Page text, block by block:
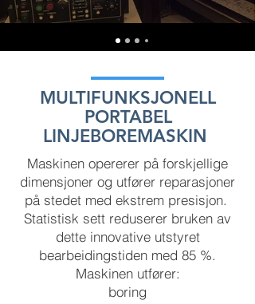
MULTIFUNKSJONELL
PORTABEL
LINJEBOREMASKIN
Maskinen opererer på forskjellige
dimensjoner og utfører reparasjoner
på stedet med ekstrem presisjon.
Statistisk sett reduserer bruken av
dette innovative utstyret
bearbeidingstiden med 85 %.
Maskinen utfører:
boring